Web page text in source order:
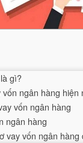
gì?
ngân hàng hiện
vốn ngân hàng
ngân hàng
vay vốn ngân hàng